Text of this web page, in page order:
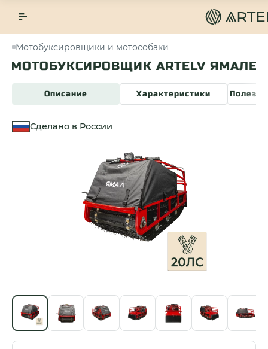
Мотобуксировщики и мотособаки
МОТОБУКСИРОВЩИК ARTELV ЯМАЛЕЦ
Описание Характеристики
Сделано в России